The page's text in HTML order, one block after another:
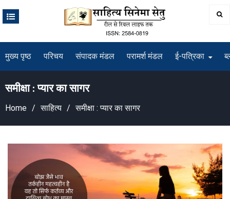
मुख्य पृष्ठ परिचय संपादक मंडल परामर्श मंडल ई-पत्रिका
समीक्षा‌ : प्यार का सागर
Home साहित्य समीक्षा‌ : प्यार का सागर